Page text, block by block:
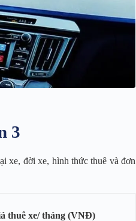
3
xe, đời xe, hình thức thuê và đơn
thuê xe/ tháng (VNĐ)